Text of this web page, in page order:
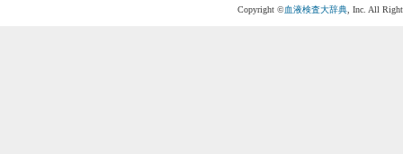
Copyright ©血液検査大辞典, Inc. All